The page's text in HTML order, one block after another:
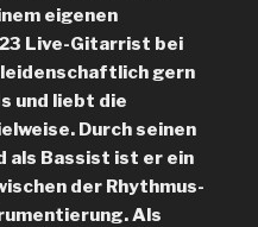
eigenen
Live-Gitarrist bei
gern
und liebt die
Durch seinen
als Bassist ist er ein
der Rhythmus-
Als